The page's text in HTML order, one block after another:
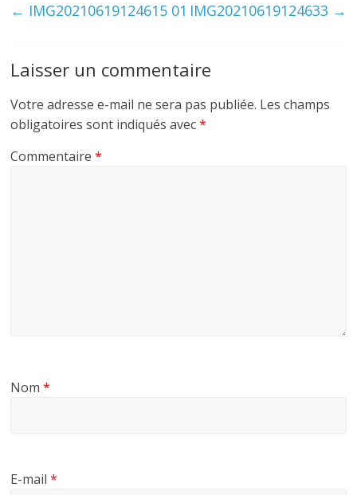
← IMG20210619124615 01 IMG20210619124633 →
Laisser un commentaire
Votre adresse e-mail ne sera pas publiée. Les champs
obligatoires sont indiqués avec*
Commentaire*
Nom*
E-mail*